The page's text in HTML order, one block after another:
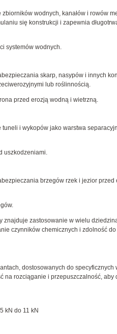
wodnych, kanałów i rowów
się konstrukcji i zapewnia
systemów wodnych.
skarp, nasypów i innych
lub roślinnością.
przed erozją wodną i wietrzną.
i wykopów jako warstwa
uszkodzeniami.
brzegów rzek i jezior
znajduje zastosowanie w wielu
czynników chemicznych i zdolność
dostosowanych do
na rozciąganie i przepuszczalność,
kN do 11 kN